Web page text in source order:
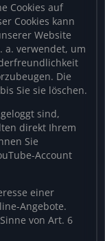
Cookies auf
Cookies kann
Website
a. verwendet, um
Die
Sie sie löschen.
sind,
direkt Ihrem
Sie
Account
einer
Angebote.
von Art. 6